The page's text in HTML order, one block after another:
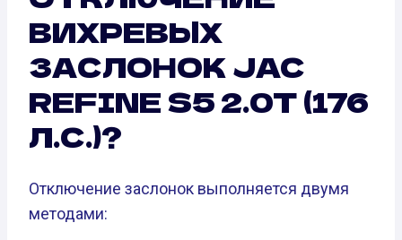
ВИХРЕВЫХ
ЗАСЛОНОК JAC
REFINE S5 2.0T (176
Л.С.)?
Отключение заслонок выполняется двумя
методами: